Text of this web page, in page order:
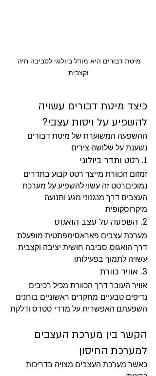
מיטת דבורים היא מודל ביולוגי לסביבה חיה
וקצבית.
כיצד מיטת דבורים עשויה
להשפיע על ויסות עצבי?
ההשפעה המשוערת של מיטת דבורים
נשענת על שלושה צירים:
1. רטט ותדר ביולוגי
זמזום הכוורת מייצר רטט קבוע בתדרים
נמוכים.רטט זה עשוי להשפיע על מערכת
העצבים דרך מנגנוני מגע ותנועה
מיקרוסקופית.
2. השפעה על עצב הואגוס
מערכת עצבים פאראסימפתטית מופעלת
דרך הואגוס. סביבה חושית יציבה וקצבית
עשויה לתמוך בפעילותו.
3. אוויר כוורת
אוויר העובר דרך הכוורת מכיל רכיבים
נדיפים טבעיים. מחקרים ראשוניים בוחנים
השפעתם האפשרית על מדדי סטרס ודלקת.
הקשר בין מערכת העצבים
למערכת החיסון
כאשר מערכת העצבים מצויה בדריכות